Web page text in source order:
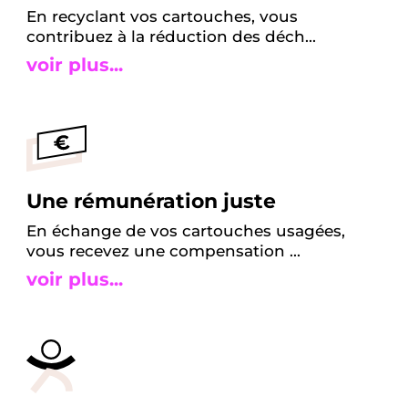
En recyclant vos cartouches, vous
contribuez à la réduction des déch...
voir plus...
Une rémunération juste
En échange de vos cartouches usagées,
vous recevez une compensation ...
voir plus...